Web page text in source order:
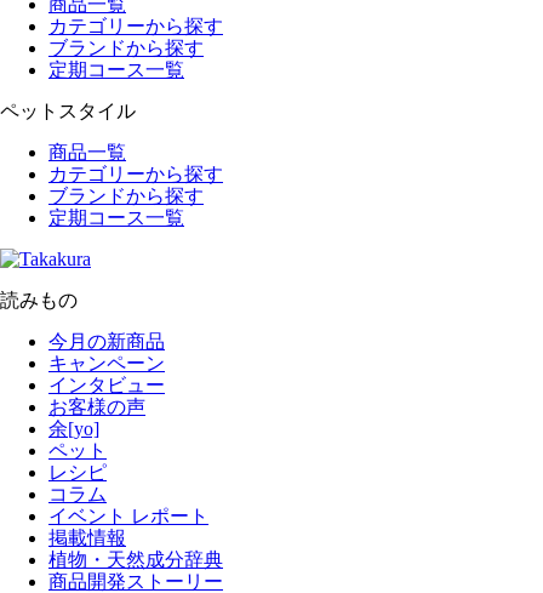
カテゴリーから探す
ブランドから探す
定期コース一覧
ペットスタイル
商品一覧
カテゴリーから探す
ブランドから探す
定期コース一覧
読みもの
今月の新商品
キャンペーン
インタビュー
お客様の声
余[yo]
ペット
レシピ
コラム
イベント レポート
掲載情報
植物・天然成分辞典
商品開発ストーリー